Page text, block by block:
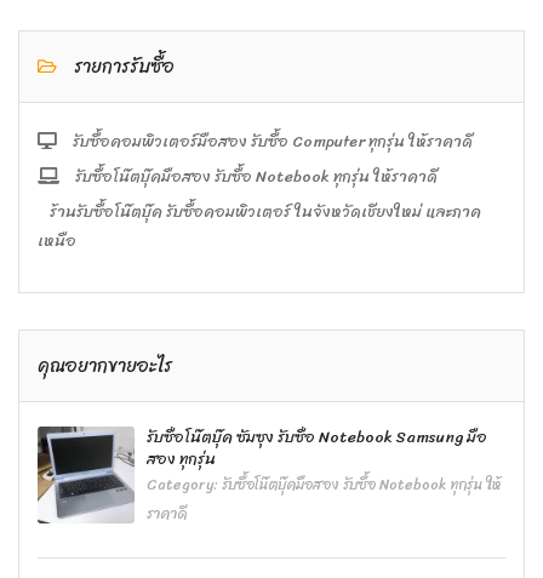
รายการรับซื้อ
รับซื้อคอมพิวเตอร์มือสอง รับซื้อ Computer ทุกรุ่น ให้ราคาดี
รับซื้อโน๊ตบุ๊คมือสอง รับซื้อ Notebook ทุกรุ่น ให้ราคาดี
ร้านรับซื้อโน๊ตบุ๊ค รับซื้อคอมพิวเตอร์ ในจังหวัดเชียงใหม่ และภาค
เหนือ
คุณอยากขายอะไร
รับซื้อโน๊ตบุ๊ค ซัมซุง รับซื้อ Notebook Samsung มือ
สอง ทุกรุ่น
Category:รับซื้อโน๊ตบุ๊คมือสอง รับซื้อ Notebook ทุกรุ่น ให้
ราคาดี